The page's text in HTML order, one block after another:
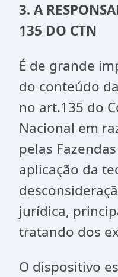
3. A
135 DO CTN
É de grande
do conteúdo
no art.135 do
Nacional em
pelas
aplicação da
jurídica,
tratando dos
O dispositivo